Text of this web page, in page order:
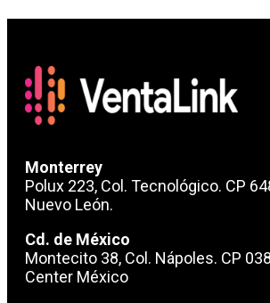
Monterrey
Polux 223, Col. Tecnológico. CP
Nuevo León.
Cd. de México
Montecito 38, Col. Nápoles. CP
Center México